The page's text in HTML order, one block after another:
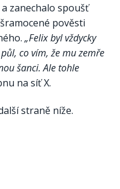
zanechalo spoušť
pověsti
„Felix byl vždycky
co vím, že mu zemře
šanci. Ale tohle
na síť X.
straně níže.